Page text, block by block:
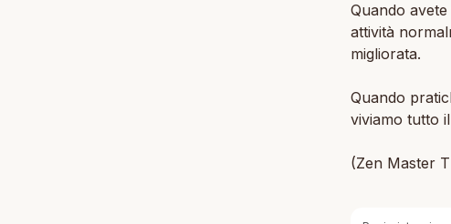
Quando
attività
migliorata.
Quando
viviamo tutto
(Zen Master